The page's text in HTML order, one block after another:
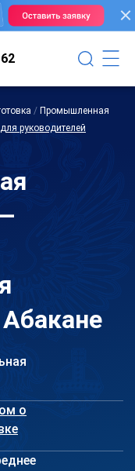
/ Промышленная
руководителей
о